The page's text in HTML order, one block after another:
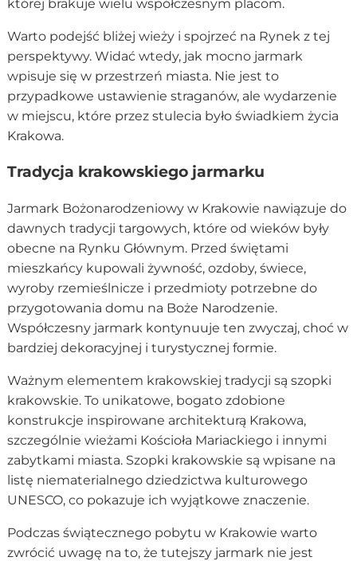
której brakuje wielu współczesnym placom.
Warto podejść bliżej wieży i spojrzeć na Rynek z tej
perspektywy. Widać wtedy, jak mocno jarmark
wpisuje się w przestrzeń miasta. Nie jest to
przypadkowe ustawienie straganów, ale wydarzenie
w miejscu, które przez stulecia było świadkiem życia
Krakowa.
Tradycja krakowskiego jarmarku
Jarmark Bożonarodzeniowy w Krakowie nawiązuje do
dawnych tradycji targowych, które od wieków były
obecne na Rynku Głównym. Przed świętami
mieszkańcy kupowali żywność, ozdoby, świece,
wyroby rzemieślnicze i przedmioty potrzebne do
przygotowania domu na Boże Narodzenie.
Współczesny jarmark kontynuuje ten zwyczaj, choć w
bardziej dekoracyjnej i turystycznej formie.
Ważnym elementem krakowskiej tradycji są szopki
krakowskie. To unikatowe, bogato zdobione
konstrukcje inspirowane architekturą Krakowa,
szczególnie wieżami Kościoła Mariackiego i innymi
zabytkami miasta. Szopki krakowskie są wpisane na
listę niematerialnego dziedzictwa kulturowego
UNESCO, co pokazuje ich wyjątkowe znaczenie.
Podczas świątecznego pobytu w Krakowie warto
zwrócić uwagę na to, że tutejszy jarmark nie jest